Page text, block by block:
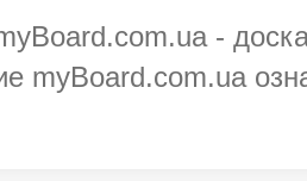
-
myBoard.com.ua